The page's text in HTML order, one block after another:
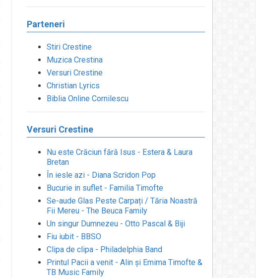
Parteneri
Stiri Crestine
Muzica Crestina
Versuri Crestine
Christian Lyrics
Biblia Online Cornilescu
Versuri Crestine
Nu este Crăciun fără Isus - Estera & Laura
Bretan
În iesle azi - Diana Scridon Pop
Bucurie in suflet - Familia Timofte
Se-aude Glas Peste Carpați / Tăria Noastră
Fii Mereu - The Beuca Family
Un singur Dumnezeu - Otto Pascal & Biji
Fiu iubit - BBSO
Clipa de clipa - Philadelphia Band
Printul Pacii a venit - Alin și Emima Timofte &
TB Music Family